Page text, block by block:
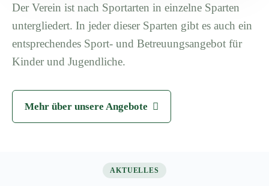
Der Verein ist nach Sportarten in einzelne Sparten
untergliedert. In jeder dieser Sparten gibt es auch ein
entsprechendes Sport- und Betreuungsangebot für
Kinder und Jugendliche.
Mehr über unsere Angebote
AKTUELLES